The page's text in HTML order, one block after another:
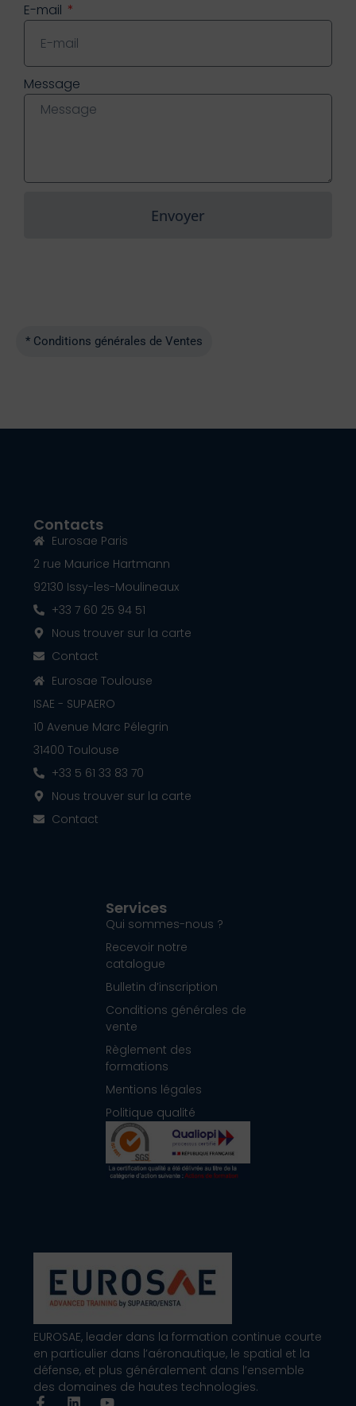
E-mail
Message
Envoyer
* Conditions générales de Ventes
EUROSAE, leader dans la formation continue courte
en particulier dans l’aéronautique, le spatial et la
défense, et plus généralement dans l’ensemble
des domaines de hautes technologies.
Services
Qui sommes-nous ?
Recevoir notre
catalogue
Bulletin d’inscription
Conditions générales de
vente
Règlement des
formations
Mentions légales
Politique qualité
Contacts
Eurosae Paris
2 rue Maurice Hartmann
92130 Issy-les-Moulineaux
+33 7 60 25 94 51
Nous trouver sur la carte
Contact
Eurosae Toulouse
ISAE - SUPAERO
10 Avenue Marc Pélegrin
31400 Toulouse
+33 5 61 33 83 70
Nous trouver sur la carte
Contact